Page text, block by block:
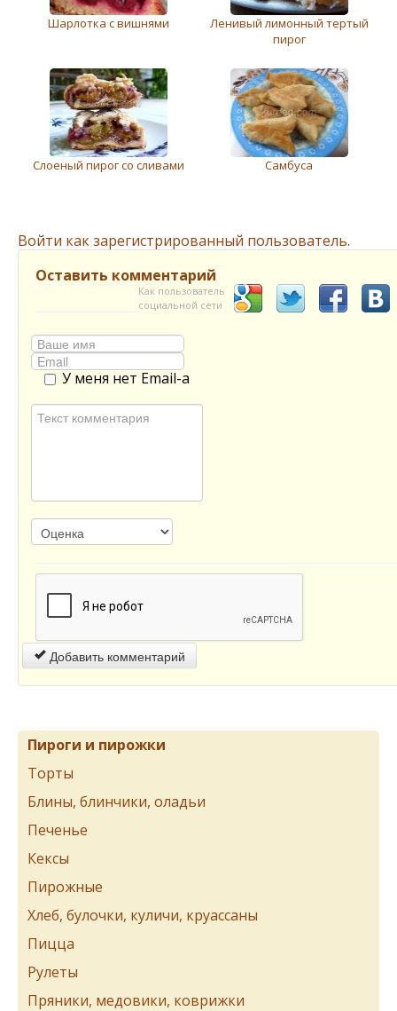
Шарлотка с вишнями
Ленивый лимонный тертый
пирог
Слоеный пирог со сливами Самбуса
Войти как зарегистрированный пользователь.
Оставить комментарий
Как пользователь
социальной сети
У меня нет Email-а
Добавить комментарий
Пироги и пирожки
Торты
Блины, блинчики, оладьи
Печенье
Кексы
Пирожные
Хлеб, булочки, куличи, круассаны
Пицца
Рулеты
Пряники, медовики, коврижки